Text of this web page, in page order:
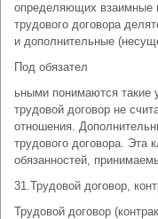
определяющих взаимные
трудового договора
и дополнительные
Под обязател
ьными понимаются такие
трудовой договор не
отношения.
трудового договора. Эта
обязанностей,
31.Трудовой договор,
Трудовой договор